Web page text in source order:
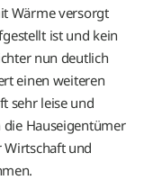
Wärme versorgt
ist und kein
nun deutlich
einen weiteren
sehr leise und
Hauseigentümer
und